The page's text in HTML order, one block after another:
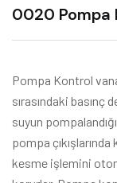
0020 Pompa
Pompa Kontrol
sırasındaki basınç
suyun
pompa çıkışlarında
kesme işlemini